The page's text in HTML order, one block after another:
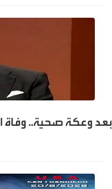
بعد وعكة صحية.. وفاة